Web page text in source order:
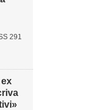
291